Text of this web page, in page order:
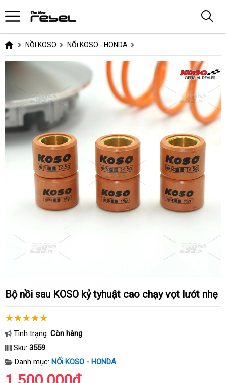
NỒI KOSO NỐi KOSO - HONDA
Bộ nồi sau KOSO kỷ tyhuật cao chạy vọt lướt nhẹ
Tình trạng: Còn hàng
Sku: 3559
Danh mục: NỐi KOSO - HONDA